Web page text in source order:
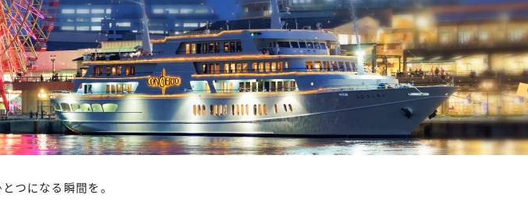
つになる瞬間を。